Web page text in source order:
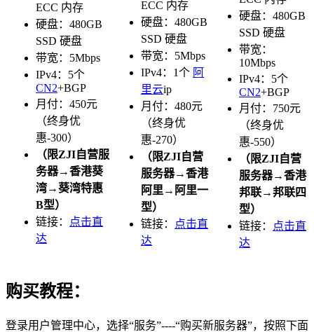
ECC 内存
硬盘：480GB
SSD 硬盘
带宽：5Mbps
IPv4：5个
CN2+BGP
月付：450元
（终身优
惠-300）
（限ZJI自营服
务器→香港葵
湾→葵湾特惠
B型）
链接：
点击直
达
ECC 内存
硬盘：480GB
SSD 硬盘
带宽：5Mbps
IPv4：1个 阿
里云ip
月付：480元
（终身优
惠-270）
（限ZJI自营
服务器→香港
阿里→阿里一
型）
链接：
点击直
达
硬盘：480GB
SSD 硬盘
带宽：
10Mbps
IPv4：5个
CN2+BGP
月付：750元
（终身优
惠-550）
（限ZJI自营
服务器→香港
邦联→邦联四
型）
链接：
点击直
达
购买教程：
登录用户管理中心，选择“服务”----“购买新服务器”，按照下面